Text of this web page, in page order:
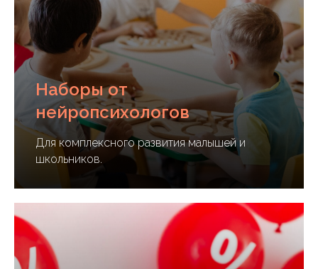
Наборы от
нейропсихологов
Для комплексного развития малышей и
школьников.